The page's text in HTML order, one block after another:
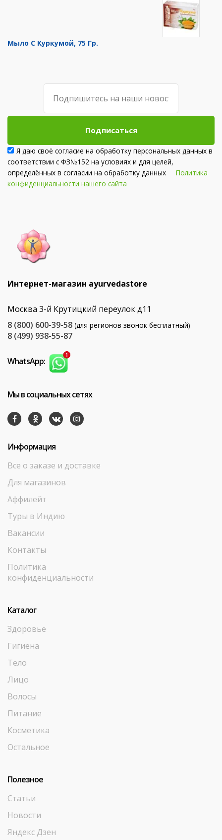
Мыло С Куркумой, 75 Гр.
Подписаться
Я даю своё согласие на обработку персональных данных в
соответствии с ФЗ№152 на условиях и для целей,
определённых в согласии на обработку данных Политика
конфиденциальности нашего сайта
Интернет-магазин ayurvedastore
Москва 3-й Крутицкий переулок д11
8 (800) 600-39-58 (для регионов звонок бесплатный)
8 (499) 938-55-87
WhatsApp:
Мы в социальных сетях
Информация
Все о заказе и доставке
Для магазинов
Аффилейт
Туры в Индию
Вакансии
Контакты
Политика
конфиденциальности
Каталог
Здоровье
Гигиена
Тело
Лицо
Волосы
Питание
Косметика
Остальное
Полезное
Статьи
Новости
Яндекс Дзен